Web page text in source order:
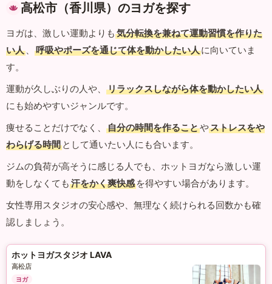
高松市（香川県）のヨガを探す
ヨガは、激しい運動よりも 気分転換を兼ねて運動習慣を作りた
い人 、 呼吸やポーズを通じて体を動かしたい人に向いていま
す。
運動が久しぶりの人や、
リラックスしながら体を動かしたい人
にも始めやすいジャンルです。
痩せることだけでなく、
自分の時間を作ることやストレスをや
わらげる時間 として通いたい人にも合います。
ジムの負荷が高そうに感じる人でも、ホットヨガなら激しい運
動をしなくても 汗をかく爽快感 を得やすい場合があります。
女性専用スタジオの安心感や、無理なく続けられる回数かも確
認しましょう。
ホットヨガスタジオ LAVA
高松店
ヨガ